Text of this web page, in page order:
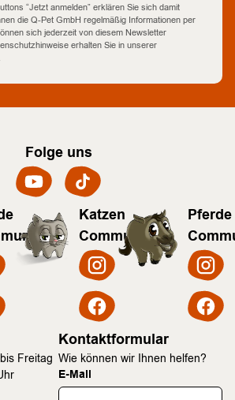
“Jetzt anmelden” erklären Sie sich damit
die Q-Pet GmbH regelmäßig Informationen per
sich jederzeit von diesem Newsletter
erhalten Sie in unserer
Folge uns
Katzen
Community
Pferde
Freitag
Kontaktformular
Wie können wir Ihnen helfen?
E-Mail